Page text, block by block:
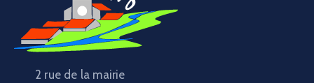
2 rue de la mairie